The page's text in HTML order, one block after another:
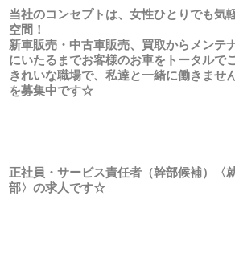
当社のコンセプトは、女性ひとりでも気
空間！
新車販売・中古車販売、買取からメンテ
にいたるまでお客様のお車をトータルで
きれいな職場で、私達と一緒に働きませ
を募集中です☆
正社員・サービス責任者（幹部候補）
〈
部〉の求人です☆